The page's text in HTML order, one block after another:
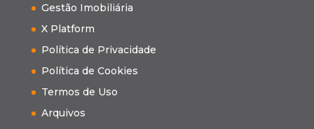
Gestão Imobiliária
X Platform
Política de Privacidade
Política de Cookies
Termos de Uso
Arquivos